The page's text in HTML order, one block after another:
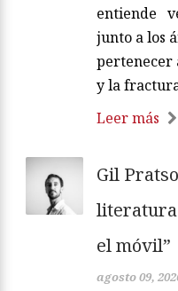
entiende
junto a los
pertenecer
y la
Leer más
Gil
literatura
el móvil”
agosto 09,